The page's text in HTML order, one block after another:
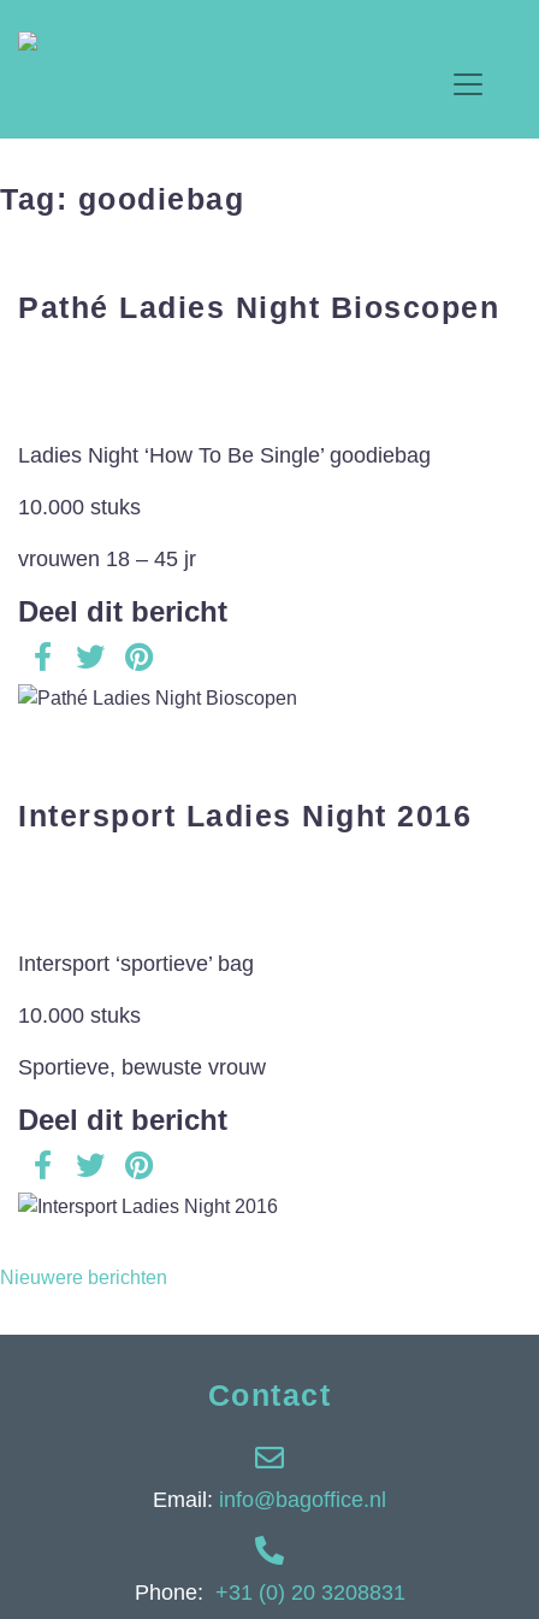
Tag: goodiebag
Pathé Ladies Night Bioscopen
Ladies Night ‘How To Be Single’ goodiebag
10.000 stuks
vrouwen 18 – 45 jr
Deel dit bericht
Intersport Ladies Night 2016
Intersport ‘sportieve’ bag
10.000 stuks
Sportieve, bewuste vrouw
Deel dit bericht
Berichtennavigatie
Nieuwere berichten
Contact
Email: info@bagoffice.nl
Phone: +31 (0) 20 3208831